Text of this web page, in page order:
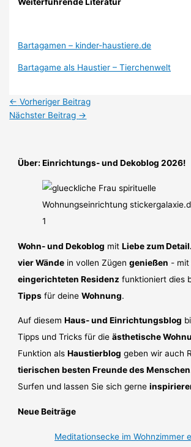
Bartagamen – kinder-haustiere.de
Bartagame als Haustier – Tierchenwelt
← Vorheriger Beitrag
Nächster Beitrag →
Über: Einrichtungs- und Dekoblog 2026!
Wohn- und Dekoblog mitLiebe zum Detail.
vier Wände in vollen Zügengenießen -
eingerichteten Residenz funktioniert dies
Tipps für deineWohnung.
Auf diesemHaus- und Einrichtungsblog
Tipps und Tricks für dieästhetische
Funktion alsHaustierblog geben wir auch
tierischen besten Freunde des Menschen
Surfen und lassen Sie sich gerne
Neue Beiträge
Meditationsecke im Wohnzimmer